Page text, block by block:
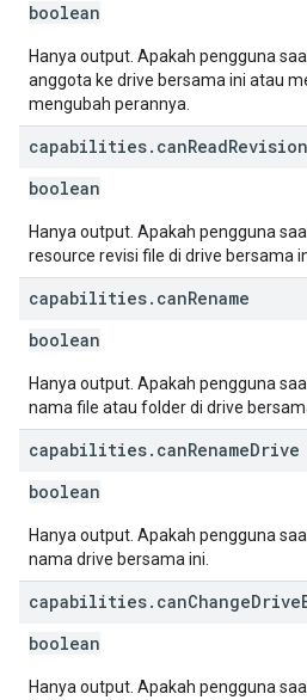
boolean
Hanya output. Apakah pengguna
anggota ke drive bersama ini atau
mengubah perannya.
capabilities. canRead
boolean
Hanya output. Apakah pengguna
resource revisi file di drive bersama
capabilities. canRename
boolean
Hanya output. Apakah pengguna
nama file atau folder di drive
capabilities. canRenameDrive
boolean
Hanya output. Apakah pengguna
nama drive bersama ini.
capabilities. canChangeDrive
boolean
Hanya output. Apakah pengguna